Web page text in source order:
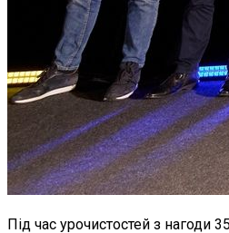
Під час урочистостей з нагоди